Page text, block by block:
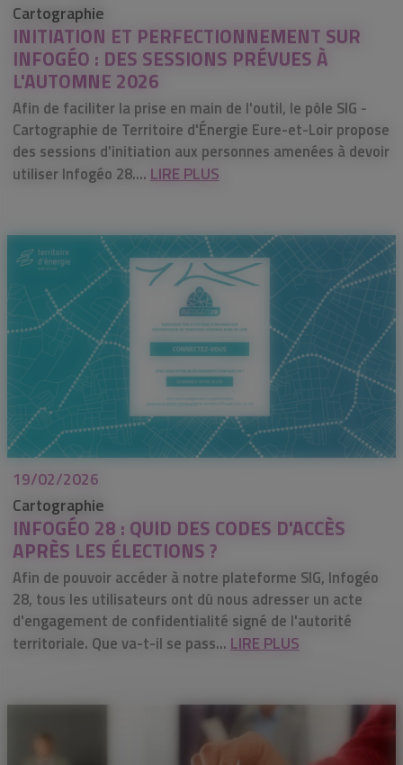
Cartographie
INITIATION ET PERFECTIONNEMENT SUR
INFOGÉO : DES SESSIONS PRÉVUES À
L'AUTOMNE 2026
Afin de faciliter la prise en main de l'outil, le pôle SIG -
Cartographie de Territoire d'Énergie Eure-et-Loir propose
des sessions d'initiation aux personnes amenées à devoir
utiliser Infogéo 28.... LIRE PLUS
19/02/2026
Cartographie
INFOGÉO 28 : QUID DES CODES D'ACCÈS
APRÈS LES ÉLECTIONS ?
Afin de pouvoir accéder à notre plateforme SIG, Infogéo
28, tous les utilisateurs ont dû nous adresser un acte
d'engagement de confidentialité signé de l'autorité
territoriale. Que va-t-il se pass... LIRE PLUS